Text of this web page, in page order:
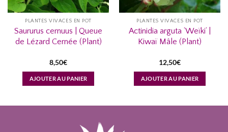
PLANTES VIVACES EN POT
Saururus cernuus | Queue
de Lézard Cernée (Plant)
8,50€
AJOUTER AU PANIER
PLANTES VIVACES EN POT
Actinidia arguta ‘Weïki’ |
Kiwaï Mâle (Plant)
12,50€
AJOUTER AU PANIER